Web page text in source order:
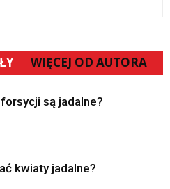
WIĘCEJ OD AUTORA
są jadalne?
kwiaty jadalne?